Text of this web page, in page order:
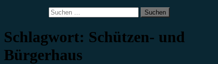
Suchen
nach:
Schlagwort: Schützen- und
Bürgerhaus